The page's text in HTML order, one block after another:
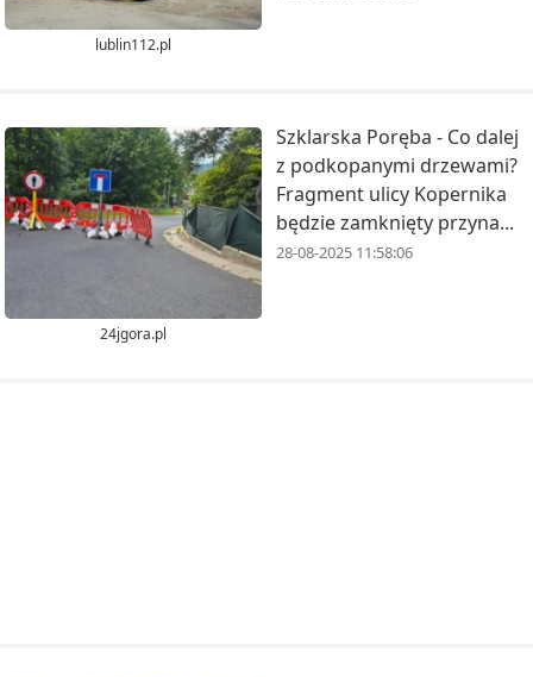
lublin112.pl
24jgora.pl
Szklarska Poręba - Co dalej
z podkopanymi drzewami?
Fragment ulicy Kopernika
będzie zamknięty przyna...
28-08-2025 11:58:06